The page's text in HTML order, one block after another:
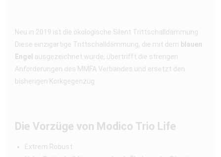
Neu in 2019 ist die ökologische Silent Trittschalldämmung.
Diese einzigartige Trittschalldämmung, die mit dem blauen
Engel ausgezeichnet wurde, übertrifft die strengen
Anforderungen des MMFA Verbandes und ersetzt den
bisherigen Korkgegenzug.
Die Vorzüge von Modico Trio Life
Extrem Robust